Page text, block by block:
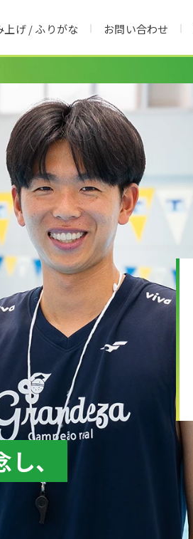
上げ / ふりがな お問い合わせ
、